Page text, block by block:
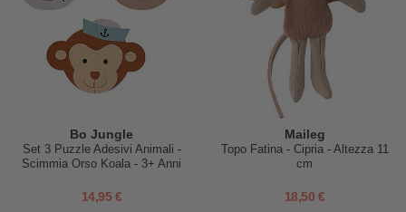
Bo Jungle
Set 3 Puzzle Adesivi Animali -
Scimmia Orso Koala - 3+ Anni
14,95 €
Maileg
Topo Fatina - Cipria - Altezza 11
cm
18,50 €